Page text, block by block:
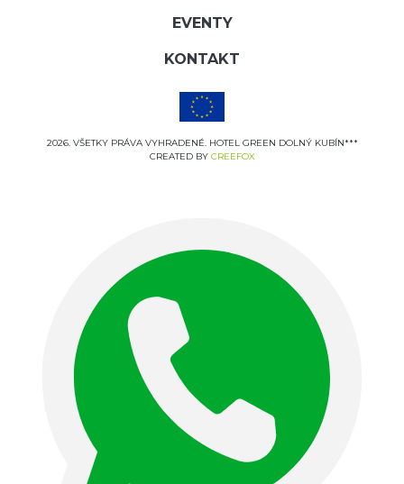
EVENTY
KONTAKT
2026. VŠETKY PRÁVA VYHRADENÉ. HOTEL GREEN DOLNÝ KUBÍN***
CREATED BY CREEFOX